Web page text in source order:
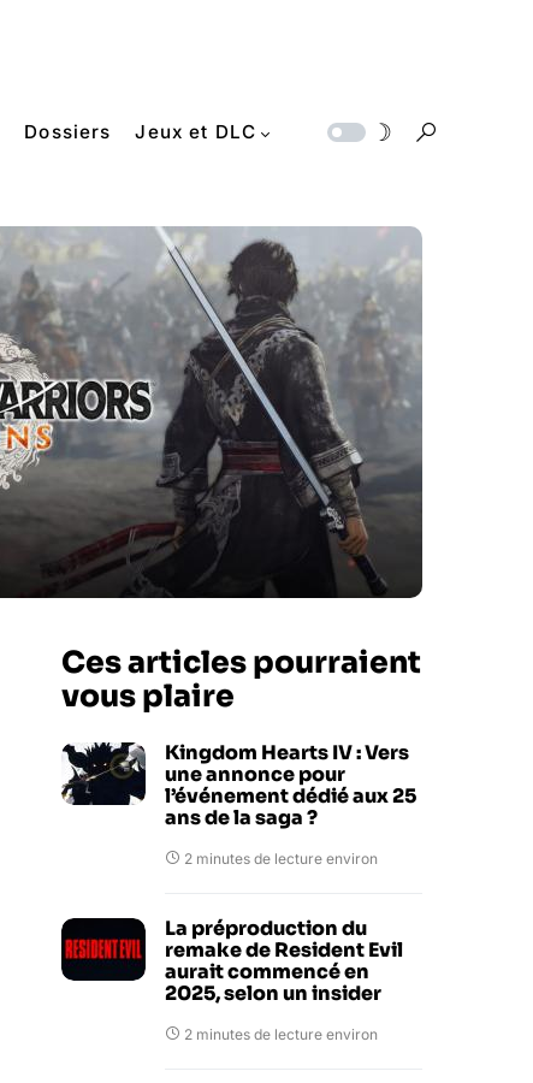
Dossiers Jeux et DLC
Ces articles pourraient
vous plaire
Kingdom Hearts IV : Vers
une annonce pour
l’événement dédié aux 25
ans de la saga ?
2 minutes de lecture environ
La préproduction du
remake de Resident Evil
aurait commencé en
2025, selon un insider
2 minutes de lecture environ